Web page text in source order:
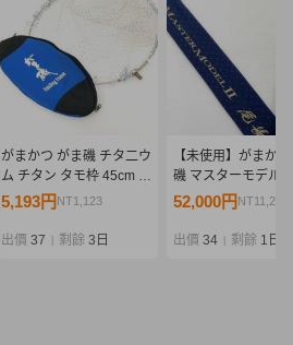
がまかつ がま磯 チタ二ウ
ム チタン タモ枠 45cm タ
モ網付 タモケース付属
5,193円 NT1,123
出價 37 剩餘 3日
【未使用】がまか
磯 マスターモデル
H-50 No.22073 最
ケース付 0807-04
52,000円 NT11,252
出價 34 剩餘 1日